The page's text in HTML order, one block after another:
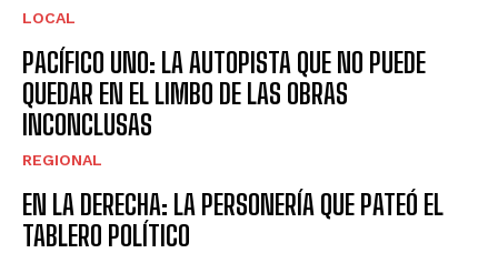
LOCAL
PACÍFICO UNO: LA AUTOPISTA QUE NO PUEDE
QUEDAR EN EL LIMBO DE LAS OBRAS
INCONCLUSAS
REGIONAL
EN LA DERECHA: LA PERSONERÍA QUE PATEÓ EL
TABLERO POLÍTICO